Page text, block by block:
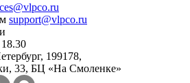
support@vlpco.ru
199178,
33, БЦ «На Смоленке»